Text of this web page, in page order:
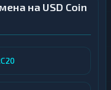
на USD Coin